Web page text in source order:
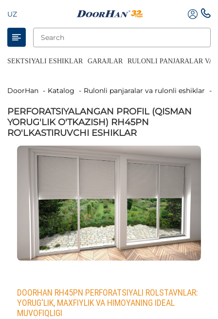
UZ
SEKTSIYALI ESHIKLAR GARAJLAR RULONLI PANJARALAR VA
DoorHan Katalog Rulonli panjaralar va rulonli eshiklar
PERFORATSIYALANGAN PROFIL (QISMAN
YORUG'LIK O'TKAZISH) RH45PN
RO'LKASTIRUVCHI ESHIKLAR
DOORHAN RH45PN PERFORATSIYALI ROLSTAVNLAR:
YORUG'LIK, MAXFIYLIK VA HIMOYANING IDEAL
MUVOFIQLIGI